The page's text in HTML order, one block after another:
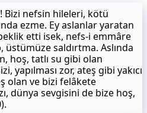
Bizi nefsin hileleri, kötü
ezme. Ey aslanlar yaratan
etti isek, nefs-i emmâre
üstümüze saldırtma. Aslında
hoş, tatlı su gibi olan
yapılması zor, ateş gibi yakıcı
olan ve bizi felâkete
dünya sevgisini de bize hoş,